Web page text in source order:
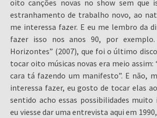
oito canções novas no show sem que
estranhamento de trabalho novo, ao
me interessa fazer. E eu me lembro da
fazer isso nos anos 90, por
Horizontes” (2007), que foi o último
tocar oito músicas novas era meio assim:
cara tá fazendo um manifesto”. E não,
interessa fazer, eu gosto de tocar elas
sentido acho essas possibilidades muito
eu viesse dar uma entrevista aqui em